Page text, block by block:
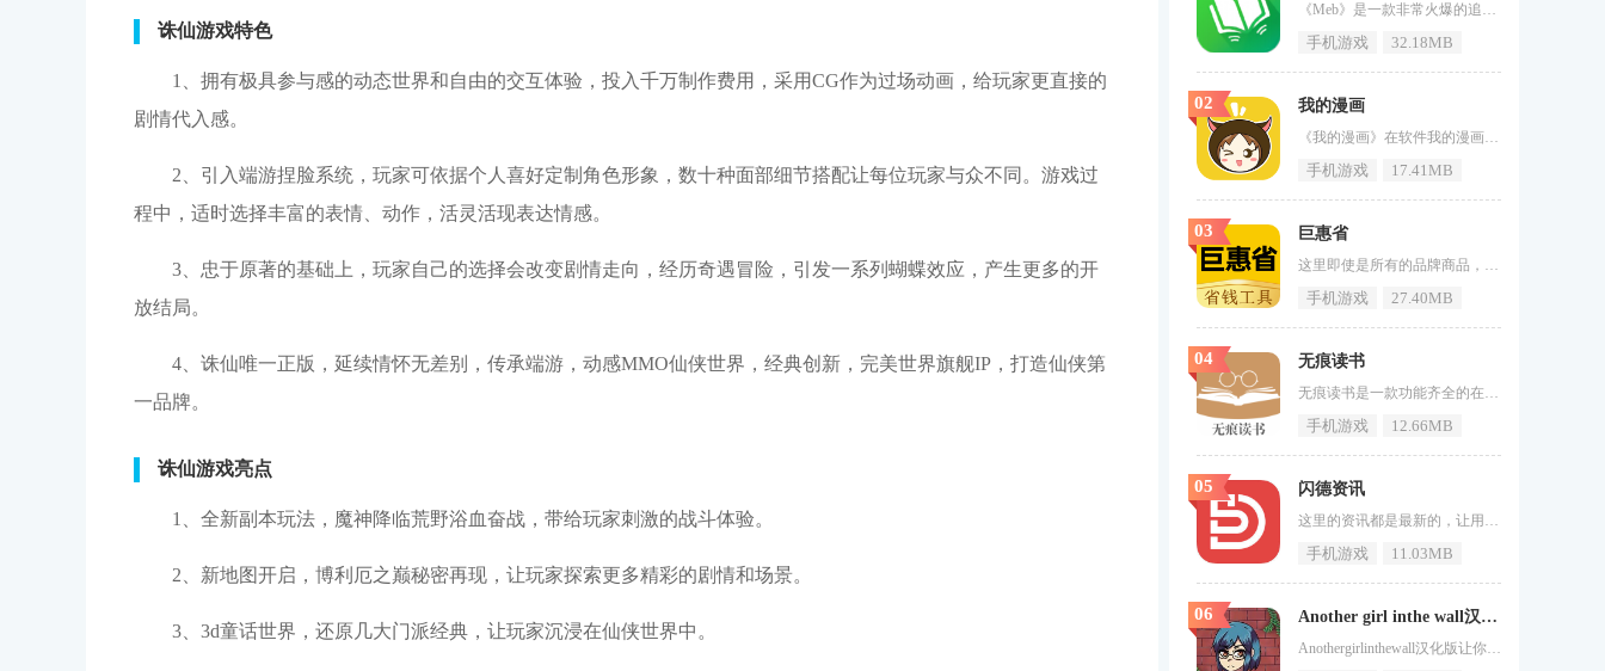
诛仙游戏特色
1、拥有极具参与感的动态世界和自由的交互体验，投入千万制作费用，采用CG作为过场动画，给玩家更直接的
剧情代入感。
2、引入端游捏脸系统，玩家可依据个人喜好定制角色形象，数十种面部细节搭配让每位玩家与众不同。游戏过
程中，适时选择丰富的表情、动作，活灵活现表达情感。
3、忠于原著的基础上，玩家自己的选择会改变剧情走向，经历奇遇冒险，引发一系列蝴蝶效应，产生更多的开
放结局。
4、诛仙唯一正版，延续情怀无差别，传承端游，动感MMO仙侠世界，经典创新，完美世界旗舰IP，打造仙侠第
一品牌。
诛仙游戏亮点
1、全新副本玩法，魔神降临荒野浴血奋战，带给玩家刺激的战斗体验。
2、新地图开启，博利厄之巅秘密再现，让玩家探索更多精彩的剧情和场景。
3、3d童话世界，还原几大门派经典，让玩家沉浸在仙侠世界中。
《Meb》是一款非常火爆的追书小说工具，喜欢看小说的用户可以自由、轻松地关注各类小说，小说有很多种如果你想看你想要的，你可以通过平台快速搜索和阅读小说阅读过程无广告中断，给您带来非常好的小说阅读体验，平台上有大量的免费书籍资源，部分付费书籍也提供了样章试读功能，让用户在购买前有机会先行试读，确认是否符合个人口味，不必因未知内容而有所顾虑，喜欢看小说的朋友不要错过。Meb魅力1、离线阅读功能：支持离线阅读功能，用户可以预先下载好书籍内容，即便在没有互联网连接的环境下，也能顺
手机游戏 32.18MB
我的漫画
《我的漫画》在软件我的漫画当中为广大用户小伙伴准备了很多的热门有趣的内容精彩的漫画，并且不同类似的漫画也是分别归纳在不同的漫画模块当中的，并且在我的漫画当中也是有很多的漫画原创爱好者所创作的漫画感共大家进行点评，如果有兴趣的用户小伙伴赶快下载进行体验吧。我的漫画亮点1、我的漫画当中有着十分热门漫画用户是可以进行免费观看，五千万动漫爱好者的共同选择!2、并且是超受欢迎的漫画改编小说从而给予得到享受到漫画世界当中的视觉盛宴!3、众多一流原创漫画家精心创作的作品不断涌现，定
手机游戏 17.41MB
02
巨惠省
这里即使是所有的品牌商品，也有很多折扣和优惠。《巨惠省》能直接收到优惠券和下订单，各种购物都能省下不少钱，性价比也很高，值得广大消费者体验。巨惠省介绍巨惠省是一家综合性导购优惠平台，覆盖了电商、娱乐、出行、生活、美食等，用户可以在App中领取海量大额隐藏优惠券。优惠更多省的更多，平台为用户提供了大量的优质好物，用户想买什么都可以在这里找到。巨惠省特色1、巨惠省限时抢-每日限时疯抢各类秒杀好货等你买；2、在线搜索-支持在线搜索搜索您想要的低价好货；3、全网海量
手机游戏 27.40MB
03
无痕读书
无痕读书是一款功能齐全的在线阅读软件，为用户提供了丰富多样的图书资源。它以简洁明了的界面和操作方便易用的特点，为用户带来了良好的阅读体验。无痕读书支持私人订制，根据用户的阅读偏好推荐适合的小说，帮助用户发现属于自己的私人订制小说。它还提供了听书功能和离线阅读，让用户可以随时随地享受阅读的乐趣。无痕读书软件内容1、无痕读书是一款方便用户在线阅读的软件，提供了丰富的书籍资源，包括各种类型的小说。2、用户可以免费在线阅读，并享受实时更新的小说内容，让阅读一直保持新鲜感。
手机游戏 12.66MB
04
闪德资讯
这里的资讯都是最新的，让用户可以第一时间得到一手信息，从中得到发财的机会。《闪德资讯》时时刻刻把握国家大事，让你可以把握国家发展趋势，跟着国家一起走，一定不会出问题，喜欢的用户快来下载吧！闪德资讯介绍闪德资讯app是一款非常实用超级给力的资讯阅读软件，涉及到的信息内容广泛，用户可随时进入闪德资讯app了解自己想要的一切新鲜热点新闻内容。闪德资讯亮点支持列表过滤、三星供货信息、采购列表、伟钢采购信息、内容搜索、搜索推荐寄售搜索、容量设置、放行采购、放行供应、个人中心、
手机游戏 11.03MB
05
Another girl inthe wall汉化版
Anothergirlinthewall汉化版让你可以沉浸式体验不一样的二次元互动内容，我们玩家可以在墙上和各种二次元小姐姐进行方便的互动，游戏的剧情也是非常的独特，而且还开启了全新的汉化内容，为我们所有的玩家带来更多的个性闯关冒险，多种道具也可以免费获取哦，喜欢的小伙伴欢迎点击下载下来吧。Anothergirlinthewall汉化版剧情CG沉浸体验1、Anothergirlinthewall汉化版根据你的选择，不同的事件会被触发，也有漂亮的CG可以解
06